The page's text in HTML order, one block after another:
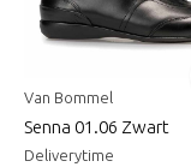
Van Bommel
Senna 01.06 Zwart
Deliverytime